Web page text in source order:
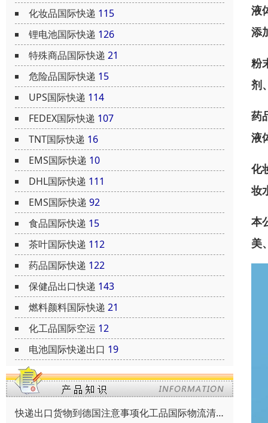
化妆品国际快递 115
锂电池国际快递 126
特殊商品国际快递 21
危险品国际快递 15
UPS国际快递 114
FEDEX国际快递 107
TNT国际快递 16
EMS国际快递 10
DHL国际快递 111
EMS国际快递 92
食品国际快递 15
茶叶国际快递 112
药品国际快递 122
保健品出口快递 143
燃料颜料国际快递 21
化工品国际空运 12
电池国际快递出口 19
快递出口货物到德国注意事项化工品国际物流清关政策
液
添
粉
剂
药
液
化
妆
本
美